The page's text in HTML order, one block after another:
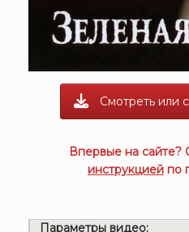
Смотреть или
Впервые на сайте?
инструкцией по
Параметры видео: